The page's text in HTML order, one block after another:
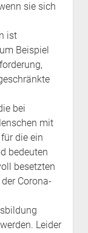
sie sich
ist
Beispiel
bei
mit
die ein
bedeuten
besetzten
Corona-
Leider